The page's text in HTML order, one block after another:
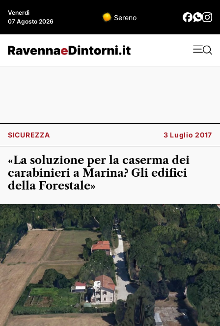
Venerdì
07 Agosto 2026
Sereno
SICUREZZA 3 Luglio 2017
«La soluzione per la caserma dei
carabinieri a Marina? Gli edifici
della Forestale»